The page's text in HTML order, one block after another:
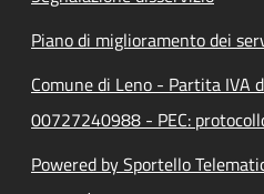
Piano di miglioramento dei
Comune di Leno - Partita IVA
00727240988 - PEC:
Powered by Sportello